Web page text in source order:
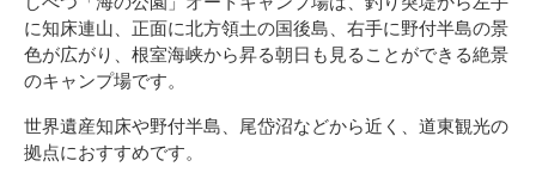
に知床連山、正面に北方領土の国後島、右手に野付半島の景
色が広がり、根室海峡から昇る朝日も見ることができる絶景
のキャンプ場です。
世界遺産知床や野付半島、尾岱沼などから近く、道東観光の
拠点におすすめです。